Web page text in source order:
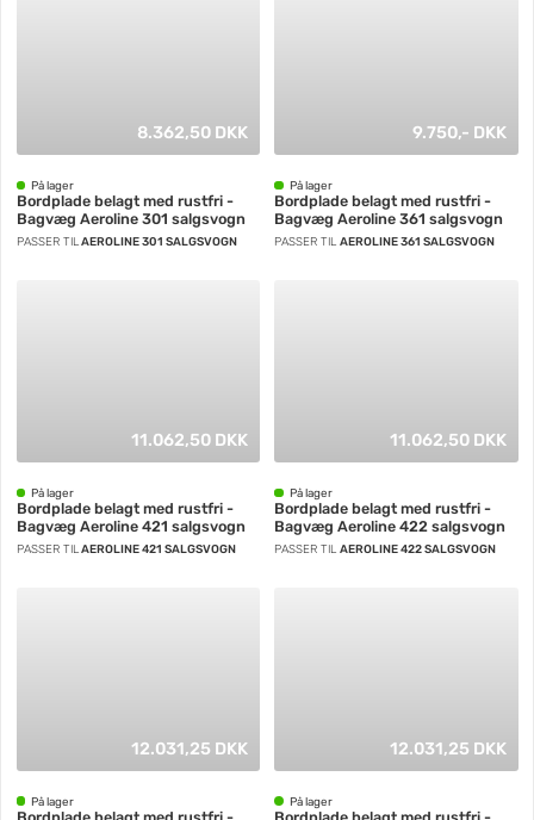
8.362,50 DKK
På lager
Bordplade belagt med rustfri -
Bagvæg Aeroline 301 salgsvogn
PASSER TIL AEROLINE 301 SALGSVOGN
9.750,- DKK
På lager
Bordplade belagt med rustfri -
Bagvæg Aeroline 361 salgsvogn
PASSER TIL AEROLINE 361 SALGSVOGN
11.062,50 DKK
På lager
Bordplade belagt med rustfri -
Bagvæg Aeroline 421 salgsvogn
PASSER TIL AEROLINE 421 SALGSVOGN
11.062,50 DKK
På lager
Bordplade belagt med rustfri -
Bagvæg Aeroline 422 salgsvogn
PASSER TIL AEROLINE 422 SALGSVOGN
12.031,25 DKK
På lager
12.031,25 DKK
På lager